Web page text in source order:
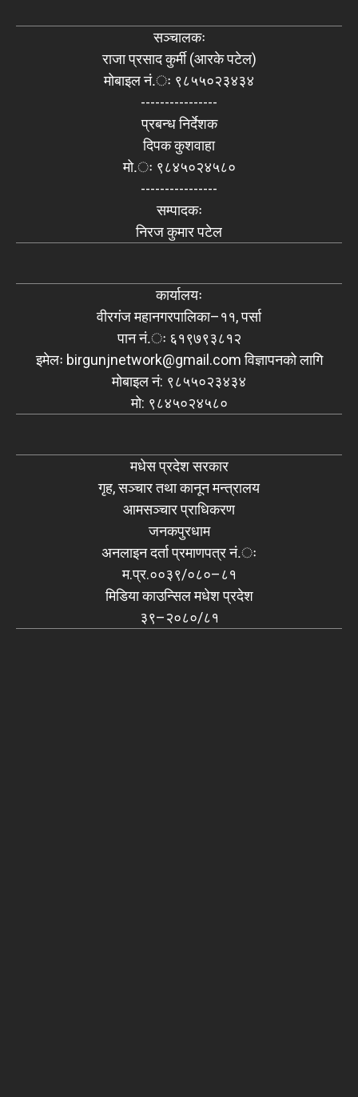
सञ्चालकः
राजा प्रसाद कुर्मी (आरके पटेल)
मोबाइल नं.ः ९८५५०२३४३४
----------------
प्रबन्ध निर्देशक
दिपक कुशवाहा
मो.ः ९८४५०२४५८०
----------------
सम्पादकः
निरज कुमार पटेल
कार्यालयः
वीरगंज महानगरपालिका–११, पर्सा
पान नं.ः ६१९७९३८१२
इमेलः birgunjnetwork@gmail.comविज्ञापनको लागि
मोबाइल नं: ९८५५०२३४३४
मो: ९८४५०२४५८०
मधेस प्रदेश सरकार
गृह, सञ्चार तथा कानून मन्त्रालय
आमसञ्चार प्राधिकरण
जनकपुरधाम
अनलाइन दर्ता प्रमाणपत्र नं.ः
म.प्र.००३९/०८०–८१
मिडिया काउन्सिल मधेश प्रदेश
३९–२०८०/८१